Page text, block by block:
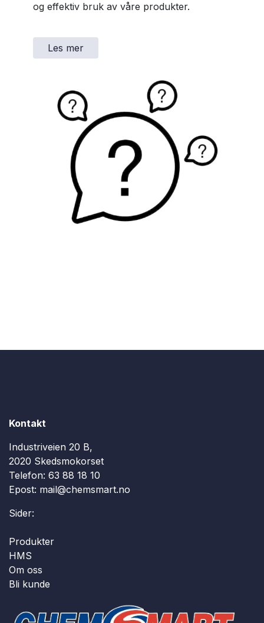
og effektiv bruk av våre produkter.
Les mer
Kontakt
Industriveien 20 B,
2020 Skedsmokorset
Telefon: 63 88 18 10
Epost: mail@chemsmart.no
Sider:
Produkter
HMS
Om oss
Bli kunde